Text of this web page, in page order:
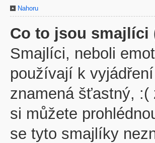
Nahoru
Co to jsou smajlíci
Smajlíci, neboli
používají k
znamená šťastný,
si můžete
se tyto smajlíky